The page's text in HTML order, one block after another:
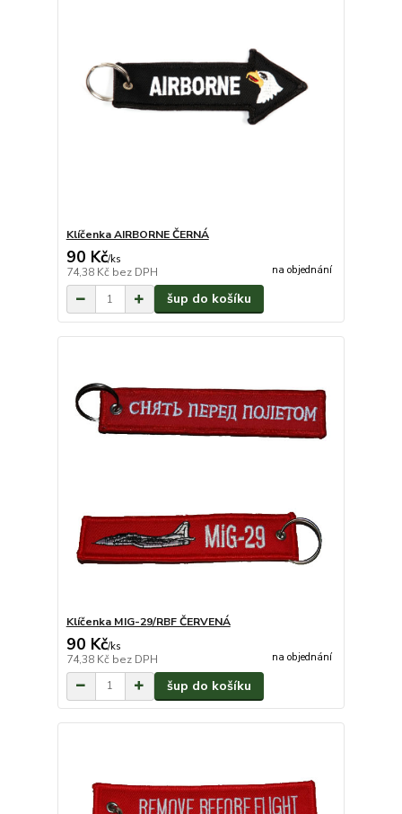
Klíčenka AIRBORNE ČERNÁ
90 Kč/ks
74,38 Kč bez DPH na objednání
šup do košíku
Klíčenka MIG-29/RBF ČERVENÁ
90 Kč/ks
74,38 Kč bez DPH na objednání
šup do košíku